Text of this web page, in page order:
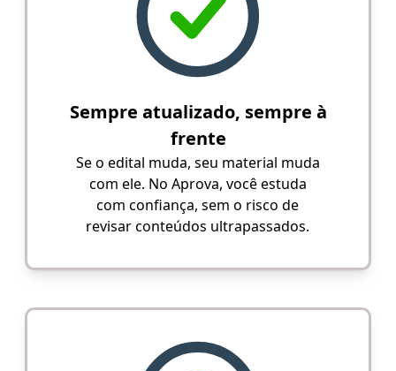
Sempre atualizado, sempre à
frente
Se o edital muda, seu material muda
com ele. No Aprova, você estuda
com confiança, sem o risco de
revisar conteúdos ultrapassados.